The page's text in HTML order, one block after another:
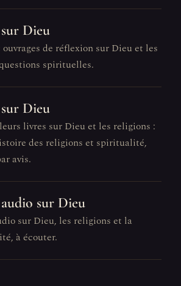
Dieu
ouvrages de réflexion sur Dieu et les
spirituelles.
Dieu
livres sur Dieu et les religions :
des religions et spiritualité,
avis.
sur Dieu
sur Dieu, les religions et la
à écouter.